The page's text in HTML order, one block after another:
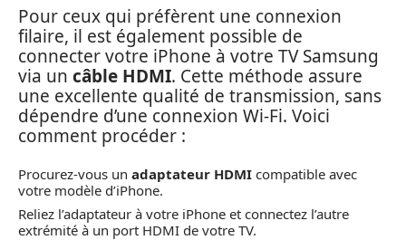
Pour ceux qui préfèrent une connexion
filaire, il est également possible de
connecter votre iPhone à votre TV Samsung
via un câble HDMI. Cette méthode assure
une excellente qualité de transmission, sans
dépendre d’une connexion Wi-Fi. Voici
comment procéder :
Procurez-vous un adaptateur HDMI compatible avec
votre modèle d’iPhone.
Reliez l’adaptateur à votre iPhone et connectez l’autre
extrémité à un port HDMI de votre TV.